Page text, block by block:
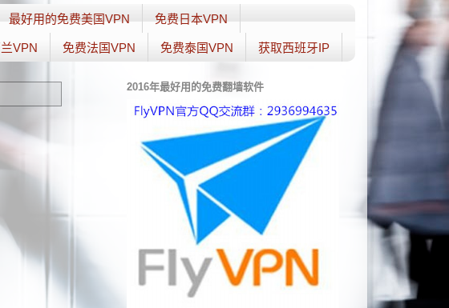
最好用的免费美国VPN 免费日本VPN
VPN 免费法国VPN 免费泰国VPN 获取西班牙IP
2016年最好用的免费翻墙软件